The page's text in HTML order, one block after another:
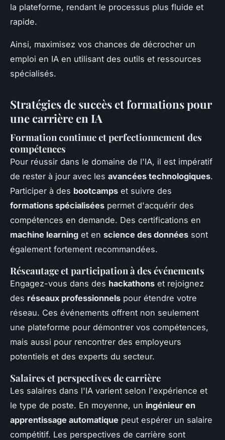
la plateforme, rendant le processus plus fluide et
rapide.
Ainsi, maximisez vos chances de décrocher un
emploi en IA en utilisant des outils et ressources
spécialisés.
Stratégies de succès et formations pour
une carrière en IA
Formation continue et perfectionnement des
compétences
Pour réussir dans le domaine de l'IA, il est impératif
de rester à jour avec les avancées technologiques.
Participer à des bootcamps et suivre des
formations spécialisées permet d'acquérir des
compétences en demande. Des certifications en
machine learning et en science des données sont
également fortement recommandées.
Réseautage et participation à des événements
Engagez-vous dans des hackathons et rejoignez
des réseaux professionnels pour étendre votre
réseau. Ces événements offrent non seulement
une plateforme pour démontrer vos compétences,
mais aussi pour rencontrer des employeurs
potentiels et des experts du secteur.
Salaires et perspectives de carrière
Les salaires dans l'IA varient selon l'expérience et
le type de poste. En moyenne, un ingénieur en
apprentissage automatique peut espérer un salaire
compétitif. Les perspectives de carrière sont